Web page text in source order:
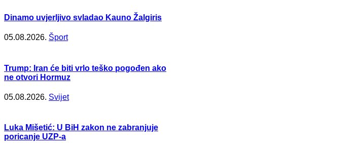
Dinamo uvjerljivo svladao Kauno Žalgiris
05.08.2026. Šport
Trump: Iran će biti vrlo teško pogođen ako
ne otvori Hormuz
05.08.2026. Svijet
Luka Mišetić: U BiH zakon ne zabranjuje
poricanje UZP-a